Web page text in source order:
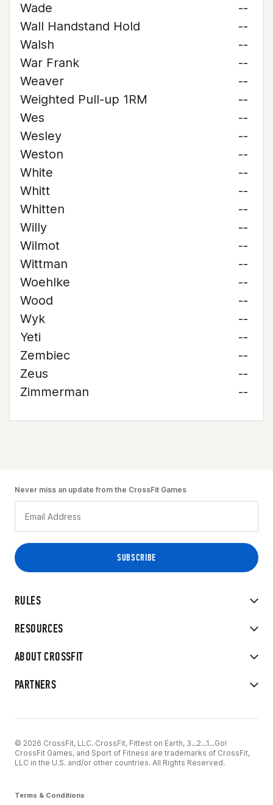
Wade
--
Wall Handstand Hold
--
Walsh
--
War Frank
--
Weaver
--
Weighted Pull-up 1RM
--
Wes
--
Wesley
--
Weston
--
White
--
Whitt
--
Whitten
--
Willy
--
Wilmot
--
Wittman
--
Woehlke
--
Wood
--
Wyk
--
Yeti
--
Zembiec
--
Zeus
--
Zimmerman
--
RULES
RESOURCES
ABOUT CROSSFIT
PARTNERS
Never miss an update from the CrossFit Games
© 2026 CrossFit, LLC. CrossFit, Fittest on Earth, 3...2...1...Go!
CrossFit Games, and Sport of Fitness are trademarks of CrossFit,
LLC in the U.S. and/or other countries. All Rights Reserved.
Terms & Conditions